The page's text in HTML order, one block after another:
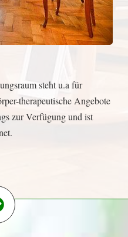
steht u.a für
therapeutische Angebote
zur Verfügung und ist